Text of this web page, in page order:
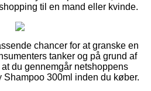
til en mand eller kvinde.
chancer for at granske en
tanker og på grund af
du gennemgår netshoppens
Shampoo 300ml inden du køber.